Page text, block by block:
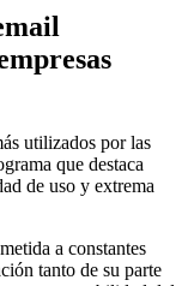
utilizados por las
que destaca
de uso y extrema
a constantes
tanto de su parte